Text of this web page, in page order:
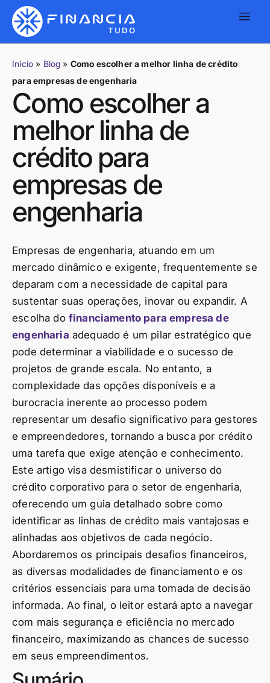
Início » Blog » Como escolher a melhor linha de crédito
para empresas de engenharia
Como escolher a
melhor linha de
crédito para
empresas de
engenharia
Empresas de engenharia, atuando em um
mercado dinâmico e exigente, frequentemente se
deparam com a necessidade de capital para
sustentar suas operações, inovar ou expandir. A
escolha do financiamento para empresa de
engenharia adequado é um pilar estratégico que
pode determinar a viabilidade e o sucesso de
projetos de grande escala. No entanto, a
complexidade das opções disponíveis e a
burocracia inerente ao processo podem
representar um desafio significativo para gestores
e empreendedores, tornando a busca por crédito
uma tarefa que exige atenção e conhecimento.
Este artigo visa desmistificar o universo do
crédito corporativo para o setor de engenharia,
oferecendo um guia detalhado sobre como
identificar as linhas de crédito mais vantajosas e
alinhadas aos objetivos de cada negócio.
Abordaremos os principais desafios financeiros,
as diversas modalidades de financiamento e os
critérios essenciais para uma tomada de decisão
informada. Ao final, o leitor estará apto a navegar
com mais segurança e eficiência no mercado
financeiro, maximizando as chances de sucesso
em seus empreendimentos.